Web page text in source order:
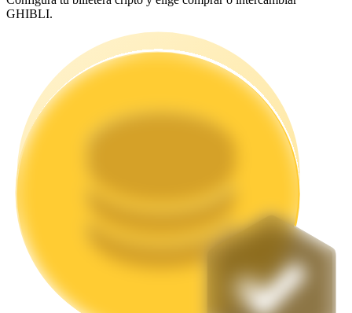
Alta rentabilidad y acceso instantáneo
Participación flexible para ganar tokens populares
GHIBLI.